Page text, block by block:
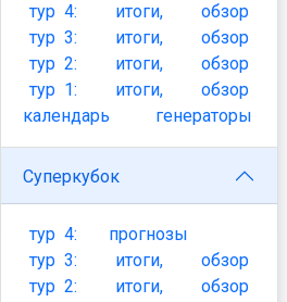
тур4: итоги,
обзор
тур3: итоги,
обзор
тур2: итоги,
обзор
тур1: итоги,
обзор
календарь
генераторы
Суперкубок
тур4:
прогнозы
тур3: итоги,
обзор
тур2: итоги,
обзор